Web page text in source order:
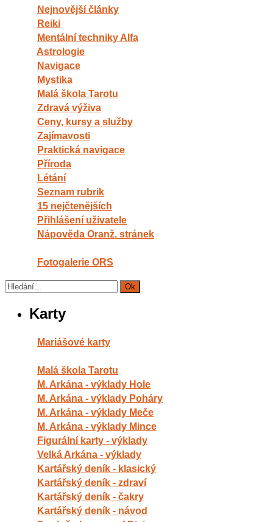
Nejnovější články
Reiki
Mentální techniky Alfa
Astrologie
Navigace
Mystika
Malá škola Tarotu
Zdravá výživa
Ceny, kursy a služby
Zajímavosti
Praktická navigace
Příroda
Létání
Seznam rubrik
15 nejčtenějších
Přihlášení uživatele
Nápověda Oranž. stránek
Fotogalerie ORS
Karty
Mariášové karty
Malá škola Tarotu
M. Arkána - výklady Hole
M. Arkána - výklady Poháry
M. Arkána - výklady Meče
M. Arkána - výklady Mince
Figurální karty - výklady
Velká Arkána - výklady
Kartářský deník - klasický
Kartářský deník - zdraví
Kartářský deník - čakry
Kartářský deník - návod